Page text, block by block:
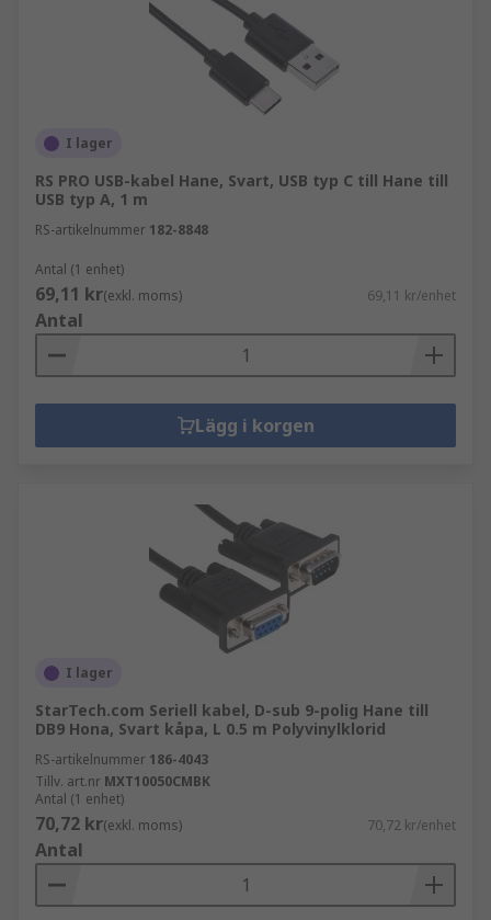
I lager
RS PRO USB-kabel Hane, Svart, USB typ C till Hane till
USB typ A, 1 m
RS-artikelnummer 182-8848
Antal (1 enhet)
69,11 kr(exkl. moms) 69,11 kr/enhet
Antal
Lägg i korgen
I lager
StarTech.com Seriell kabel, D-sub 9-polig Hane till
DB9 Hona, Svart kåpa, L 0.5 m Polyvinylklorid
RS-artikelnummer 186-4043
Tillv. art.nr MXT10050CMBK
Antal (1 enhet)
70,72 kr(exkl. moms) 70,72 kr/enhet
Antal